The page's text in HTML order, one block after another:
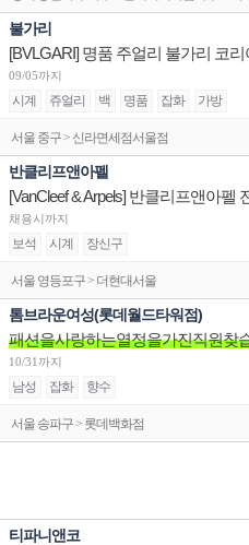
불가리
09/05까지
시계 쥬얼리 백 명품 잡화 가방
서울 중구 > 신라면세점서울점
반클리프앤아펠
채용시까지
보석 시계 장신구
서울 영등포구 > 더현대서울
톰브라운여성(롯데월드타워점)
패션을사랑하는열정을가진직원찾
10/31까지
남성 잡화 향수
서울 송파구 > 롯데백화점
티파니앤코